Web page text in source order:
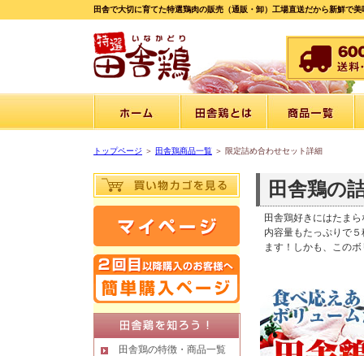
田舎で大切に育てた特選鶏肉の販売（通販・卸）工場直送だから新鮮で
トップページ ＞ 田舎鶏商品一覧 ＞ 限定詰め合わせセット詳細
田舎鶏の特徴・商品一覧
田舎鶏の
田舎鶏好きにはたま
内容量もたっぷりで
ます！しかも、この